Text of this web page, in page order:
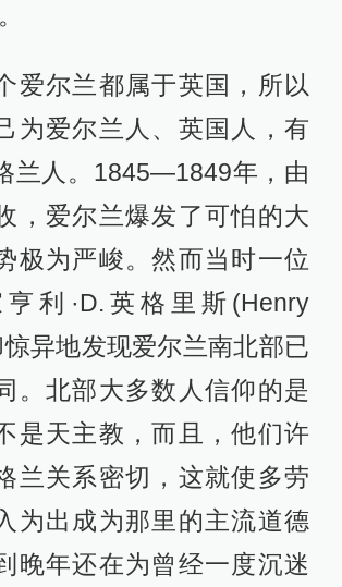
爱尔兰都属于英国，所以
为爱尔兰人、英国人，有
兰人。1845—1849年，由
，爱尔兰爆发了可怕的大
极为严峻。然而当时一位
利·D.英格里斯(Henry
异地发现爱尔兰南北部已
。北部大多数人信仰的是
是天主教，而且，他们许
兰关系密切，这就使多劳
为出成为那里的主流道德
晚年还在为曾经一度沉迷